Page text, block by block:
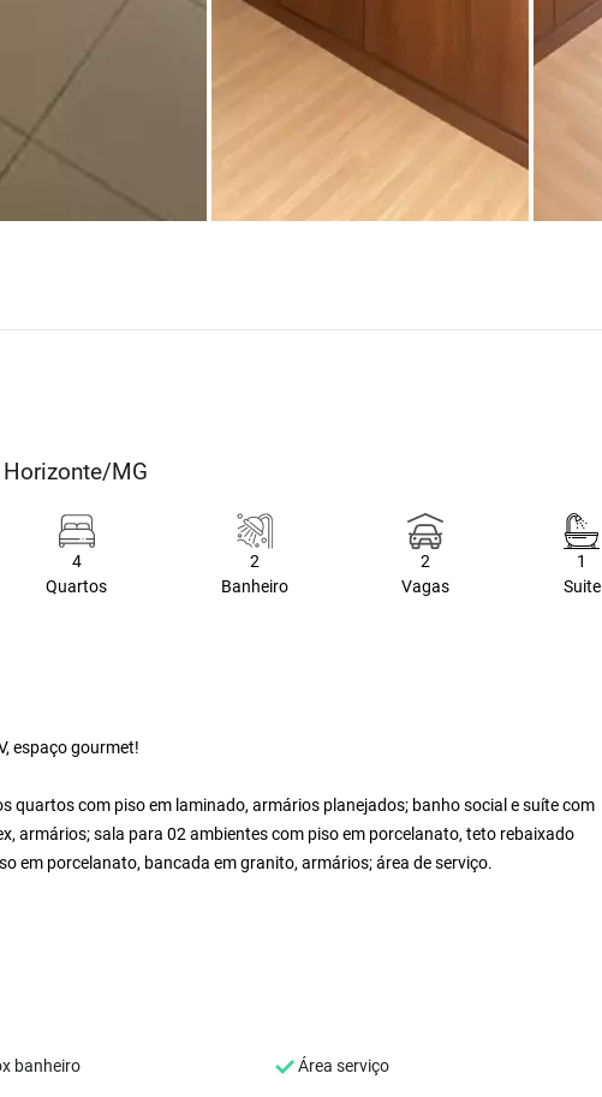
MG
4
Quartos
2
Banheiro
2
Vagas
1
Suite
espaço gourmet!
quartos com piso em laminado, armários planejados; banho social e suíte com
armários; sala para 02 ambientes com piso em porcelanato, teto rebaixado
em porcelanato, bancada em granito, armários; área de serviço.
banheiro Área serviço